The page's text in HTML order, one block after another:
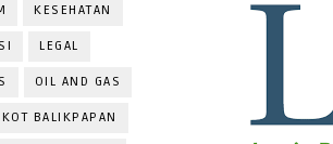
KESEHATAN
LEGAL
OIL AND GAS
BALIKPAPAN